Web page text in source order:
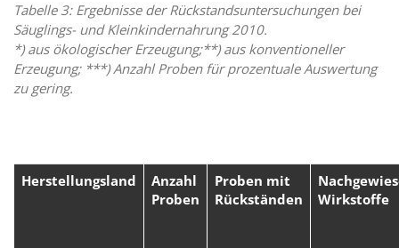
Tabelle 3: Ergebnisse der Rückstandsuntersuchungen bei
Säuglings- und Kleinkindernahrung 2010.
*) aus ökologischer Erzeugung;**) aus konventioneller
Erzeugung; ***) Anzahl Proben für prozentuale Auswertung
zu gering.
Herstellungsland
Anzahl
Proben
Proben mit
Rückständen
Wirkstoffe